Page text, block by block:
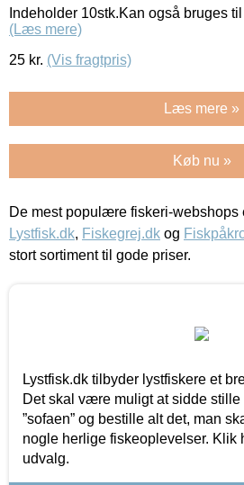
Indeholder 10stk.Kan også bruges
(Læs mere)
25 kr. (Vis fragtpris)
Læs mere »
Køb nu »
De mest populære fiskeri-webshops
Lystfisk.dk, Fiskegrej.dk og
stort sortiment til gode priser.
Lystfisk.dk tilbyder lystfiskere et
Det skal være muligt at sidde stille
”sofaen” og bestille alt det, man
nogle herlige fiskeoplevelser. Klik
udvalg.